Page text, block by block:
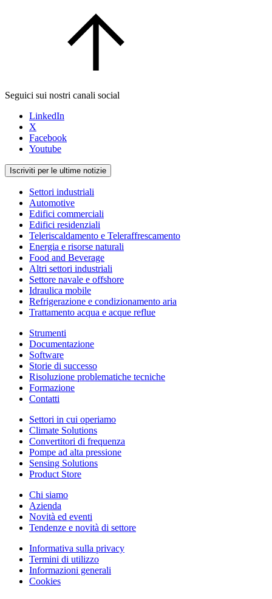
Seguici sui nostri canali social
LinkedIn
X
Facebook
Youtube
Iscriviti per le ultime notizie
Settori industriali
Automotive
Edifici commerciali
Edifici residenziali
Teleriscaldamento e Teleraffrescamento
Energia e risorse naturali
Food and Beverage
Altri settori industriali
Settore navale e offshore
Idraulica mobile
Refrigerazione e condizionamento aria
Trattamento acqua e acque reflue
Strumenti
Documentazione
Software
Storie di successo
Risoluzione problematiche tecniche
Formazione
Contatti
Settori in cui operiamo
Climate Solutions
Convertitori di frequenza
Pompe ad alta pressione
Sensing Solutions
Product Store
Chi siamo
Azienda
Novità ed eventi
Tendenze e novità di settore
Informativa sulla privacy
Termini di utilizzo
Informazioni generali
Cookies